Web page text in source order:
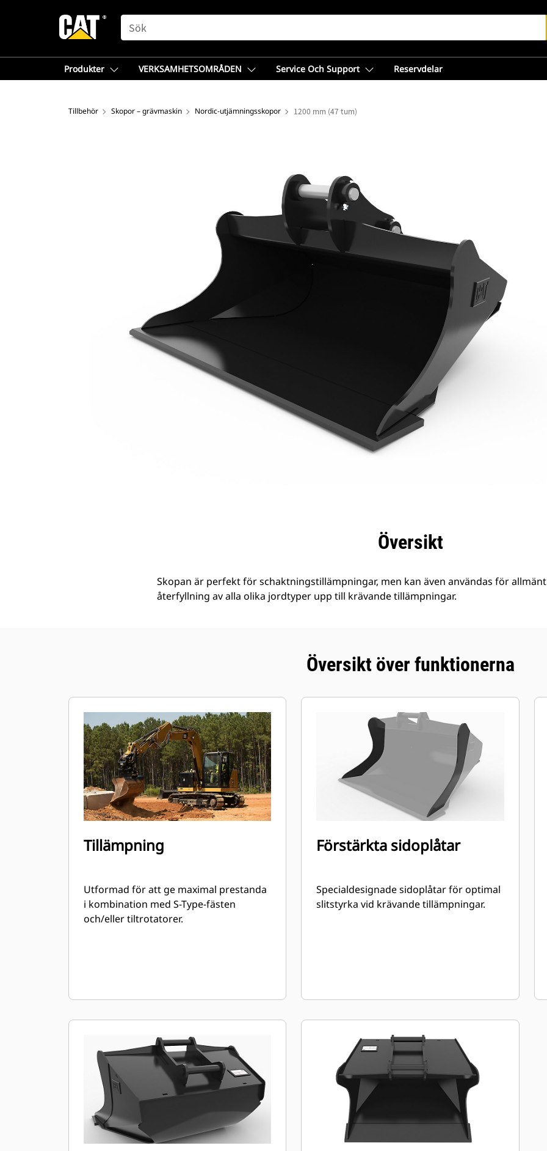
SEARCH
Produkter VERKSAMHETSOMRÅDEN Service Och Support Reservdelar
Tillbehör Skopor – grävmaskin Nordic-utjämningsskopor 1200 mm (47 tum)
SpecifikationerÖversikt
Skopan är perfekt för schaktningstillämpningar, men kan även användas för
återfyllning av alla olika jordtyper upp till krävande tillämpningar.
Översikt över funktionerna
Tillämpning
Utformad för att ge maximal prestanda
i kombination med S-Type-fästen
och/eller tiltrotatorer.
Förstärkta sidoplåtar
Specialdesignade sidoplåtar för optimal
slitstyrka vid krävande tillämpningar.